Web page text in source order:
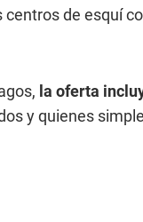
de esquí
la oferta
y quienes